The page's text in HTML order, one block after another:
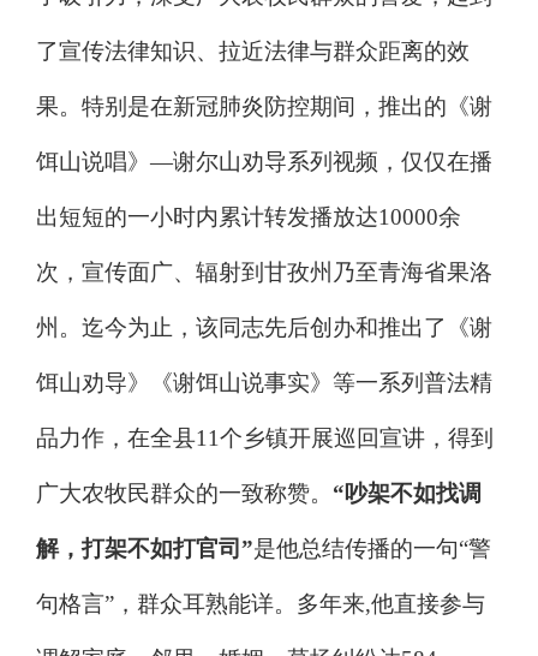
了宣传法律知识、拉近法律与群众距离的效
果。特别是在新冠肺炎防控期间，推出的《谢
饵山说唱》—谢尔山劝导系列视频，仅仅在播
出短短的一小时内累计转发播放达10000余
次，宣传面广、辐射到甘孜州乃至青海省果洛
州。迄今为止，该同志先后创办和推出了《谢
饵山劝导》《谢饵山说事实》等一系列普法精
品力作，在全县11个乡镇开展巡回宣讲，得到
广大农牧民群众的一致称赞。 “吵架不如找调
解，打架不如打官司”是他总结传播的一句“警
句格言” ，群众耳熟能详。多年来,他直接参与